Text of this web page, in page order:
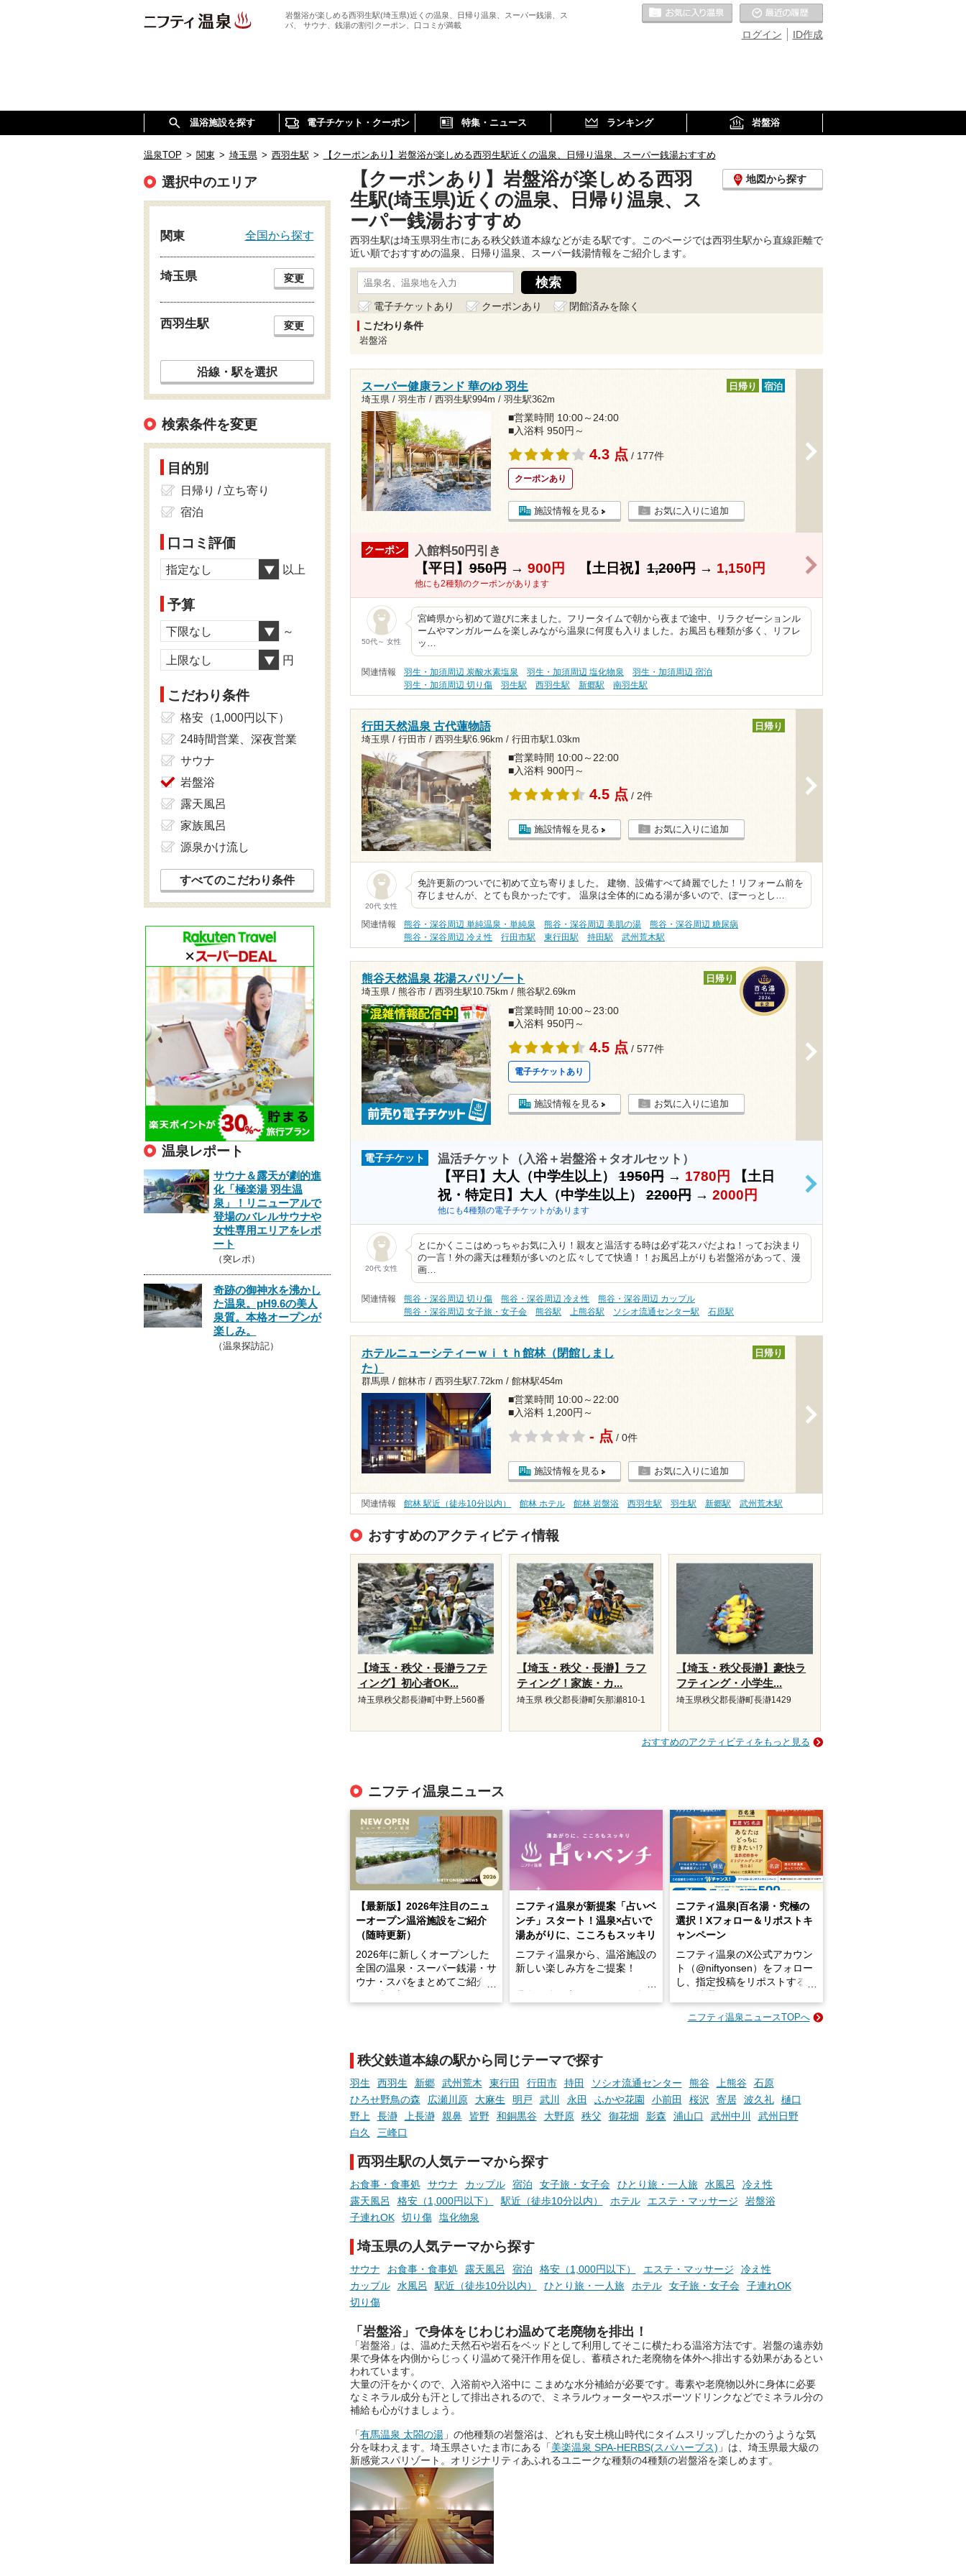
岩盤浴が楽しめる西羽生駅(埼玉県)近くの温泉、日帰り温泉、スーパー銭湯、ス
パ、 サウナ、銭湯の割引クーポン、口コミが満載
ID作成
ログイン
お気に入りの温泉
温浴施設を探す 電子チケット・クーポン 特集・ニュース ランキング 岩盤浴
温泉TOP > 関東 > 埼玉県 > 西羽生駅 > 【クーポンあり】岩盤浴が楽しめる西羽生駅近くの温泉、日帰り温泉、スーパー銭湯おすすめ
【クーポンあり】岩盤浴が楽しめる西羽
生駅(埼玉県)近くの温泉、日帰り温泉、ス
ーパー銭湯おすすめ
地図から探す
西羽生駅は埼玉県羽生市にある秩父鉄道本線などが走る駅です。このページでは西羽生駅から直線距離で
近い順でおすすめの温泉、日帰り温泉、スーパー銭湯情報をご紹介します。
電子チケットあり クーポンあり
閉館済みを除く
こだわり条件
岩盤浴
スーパー健康ランド 華のゆ 羽生
埼玉県 / 羽生市 / 西羽生駅994m / 羽生駅362m
日帰り 宿泊
■営業時間 10:00～24:00
■入浴料 950円～
4.3 点 / 177件
クーポンあり
施設情報を見る お気に入りに追加
クーポン 入館料50円引き
【平日】950円→ 900円 【土日祝】1,200円→ 1,150円
他にも2種類のクーポンがあります
50代～ 女性
宮崎県から初めて遊びに来ました。フリータイムで朝から夜まで途中、リラクゼーションル
ームやマンガルームを楽しみながら温泉に何度も入りました。お風呂も種類が多く、リフレ
ッ…
関連情報 羽生・加須周辺 炭酸水素塩泉 羽生・加須周辺 塩化物泉
羽生・加須周辺 宿泊
羽生・加須周辺 切り傷
羽生駅 西羽生駅 新郷駅 南羽生駅
行田天然温泉 古代蓮物語
埼玉県 / 行田市 / 西羽生駅6.96km / 行田市駅1.03km
日帰り
■営業時間 10:00～22:00
■入浴料 900円～
4.5 点 / 2件
施設情報を見る お気に入りに追加
20代 女性
免許更新のついでに初めて立ち寄りました。 建物、設備すべて綺麗でした！リフォーム前を
存じませんが、とても良かったです。 温泉は全体的にぬる湯が多いので、ぼーっとし…
関連情報 熊谷・深谷周辺 単純温泉・単純泉 熊谷・深谷周辺 美肌の湯
熊谷・深谷周辺 糖尿病
熊谷・深谷周辺 冷え性
行田市駅 東行田駅 持田駅 武州荒木駅
熊谷天然温泉 花湯スパリゾート
埼玉県 / 熊谷市 / 西羽生駅10.75km / 熊谷駅2.69km
日帰り
■営業時間 10:00～23:00
■入浴料 950円～
4.5 点 / 577件
電子チケットあり
施設情報を見る お気に入りに追加
電子チケット 温活チケット（入浴＋岩盤浴＋タオルセット）
【平日】大人（中学生以上）1950円→ 1780円
【土日
祝・特定日】大人（中学生以上）2200円→ 2000円
他にも4種類の電子チケットがあります
>
20代 女性
とにかくここはめっちゃお気に入り！親友と温活する時は必ず花スパだよね！ってお決まり
の一言！外の露天は種類が多いのと広々してて快適！！お風呂上がりも岩盤浴があって、漫
画…
関連情報 熊谷・深谷周辺 切り傷 熊谷・深谷周辺 冷え性
熊谷・深谷周辺 カップル
熊谷・深谷周辺 女子旅・女子会
熊谷駅 上熊谷駅 ソシオ流通センター駅 石原駅
ホテルニューシティーｗｉｔｈ館林（閉館しまし
た）
群馬県 / 館林市 / 西羽生駅7.72km / 館林駅454m
日帰り
■営業時間 10:00～22:00
■入浴料 1,200円～
- 点 / 0件
施設情報を見る お気に入りに追加
関連情報 館林 駅近（徒歩10分以内） 館林 ホテル 館林 岩盤浴 西羽生駅 羽生駅 新郷駅 武州荒木駅
おすすめのアクティビティ情報
【埼玉・秩父・長瀞ラフテ
ィング】初心者OK...
埼玉県秩父郡長瀞町中野上560番
【埼玉・秩父・長瀞】ラフ
ティング！家族・カ...
埼玉県 秩父郡長瀞町矢那瀬810-1
【埼玉・秩父長瀞】豪快ラ
フティング・小学生...
埼玉県秩父郡長瀞町長瀞1429
おすすめのアクティビティをもっと見る
ニフティ温泉ニュース
【最新版】2026年注目のニュ
ーオープン温浴施設をご紹介
（随時更新）
2026年に新しくオープンした
全国の温泉・スーパー銭湯・サ
ウナ・スパをまとめてご紹介！
います。
現地取材記事もあわせて紹介し
ていますので、気になる施設は
ぜひチェックして次のおでかけ
先の参考にしてみてください
ね。
ニフティ温泉が新提案「占いベ
ンチ」スタート！温泉×占いで
湯あがりに、こころもスッキリ
ニフティ温泉から、温浴施設の
新しい楽しみ方をご提案！
手相やタロットなど気軽に楽し
める占いで、“ととのう”おふろ
時間を、もっと特別に。
ニフティ温泉|百名湯・究極の
選択！Xフォロー＆リポストキ
ャンペーン
ニフティ温泉のX公式アカウン
ト（@niftyonsen）をフォロー
し、指定投稿をリポストする
GIFT500円分をプレゼントい
ニフティ温泉ニュースTOPへ
秩父鉄道本線の駅から同じテーマで探す
羽生 西羽生 新郷 武州荒木 東行田 行田市 持田 ソシオ流通センター 熊谷 上熊谷
石原
ひろせ野鳥の森
広瀬川原 大麻生 明戸 武川 永田 ふかや花園 小前田 桜沢 寄居 波久礼
樋口
野上
長瀞 上長瀞 親鼻 皆野 和銅黒谷 大野原 秩父 御花畑 影森 浦山口 武州中川
武州日野
白久
三峰口
西羽生駅の人気テーマから探す
お食事・食事処 サウナ カップル 宿泊 女子旅・女子会 ひとり旅・一人旅 水風呂
冷え性
露天風呂
格安（1,000円以下） 駅近（徒歩10分以内） ホテル エステ・マッサージ
岩盤浴
子連れOK
切り傷 塩化物泉
埼玉県の人気テーマから探す
サウナ お食事・食事処 露天風呂 宿泊 格安（1,000円以下） エステ・マッサージ
冷え性
カップル
水風呂 駅近（徒歩10分以内） ひとり旅・一人旅 ホテル 女子旅・女子会
子連れOK
切り傷
「岩盤浴」で身体をじわじわ温めて老廃物を排出！
「岩盤浴」は、温めた天然石や岩石をベッドとして利用してそこに横たわる温浴方法です。岩盤の遠赤効
果で身体を内側からじっくり温めて発汗作用を促し、蓄積された老廃物を体外へ排出する効果があるとい
われています。
大量の汗をかくので、入浴前や入浴中に こまめな水分補給が必要です。毒素や老廃物以外に身体に必要
なミネラル成分も汗として排出されるので、ミネラルウォーターやスポーツドリンクなどでミネラル分の
補給も心がけましょう。
「有馬温泉 太閤の湯」の他種類の岩盤浴は、どれも安土桃山時代にタイムスリップしたかのうような気
分を味わえます。埼玉県さいたま市にある「美楽温泉 SPA-HERBS(スパハーブス) 」は、埼玉県最大級の
新感覚スパリゾート。オリジナリティあふれるユニークな種類の4種類の岩盤浴を楽しめます。
選択中のエリア
関東 全国から探す
埼玉県 変更
西羽生駅 変更
沿線・駅を選択
検索条件を変更
目的別
日帰り / 立ち寄り
宿泊
口コミ評価
指定なし 以上
予算
下限なし ～
上限なし 円
こだわり条件
格安（1,000円以下）
24時間営業、深夜営業
サウナ
岩盤浴
露天風呂
家族風呂
源泉かけ流し
すべてのこだわり条件
温泉レポート
サウナ＆露天が劇的進
化「極楽湯 羽生温
泉」！リニューアルで
登場のバレルサウナや
女性専用エリアをレポ
ート
（突レポ）
奇跡の御神水を沸かし
た温泉。pH9.6の美人
泉質。本格オープンが
楽しみ。
（温泉探訪記）